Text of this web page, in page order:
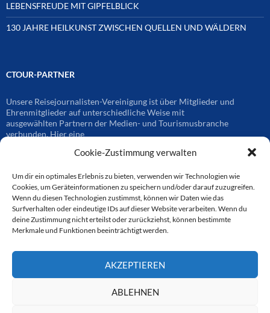
Cookie-Zustimmung verwalten
Um dir ein optimales Erlebnis zu bieten, verwenden wir Technologien wie
Cookies, um Geräteinformationen zu speichern und/oder darauf zuzugreifen.
Wenn du diesen Technologien zustimmst, können wir Daten wie das
Surfverhalten oder eindeutige IDs auf dieser Website verarbeiten. Wenn du
deine Zustimmung nicht erteilst oder zurückziehst, können bestimmte
Merkmale und Funktionen beeinträchtigt werden.
AKZEPTIEREN
ABLEHNEN
LEBENSFREUDE MIT GIPFELBLICK
130 JAHRE HEILKUNST ZWISCHEN QUELLEN UND WÄLDERN
CTOUR-PARTNER
Unsere Reisejournalisten-Vereinigung ist über Mitglieder und
Ehrenmitglieder auf unterschiedliche Weise mit
ausgewählten Partnern der Medien- und Tourismusbranche
verbunden. Hier eine
CTOUR
CTOUR der Club der Tourismus-Journalisten. Wir freuen uns immer
über Anfragen von neuen Mitgliedern. Nehmen Sie bei Interesse über
das Kontaktformular Kontakt zu uns auf. CTOUR über 30 Jahre im
Stolz präsentiert von WordPress